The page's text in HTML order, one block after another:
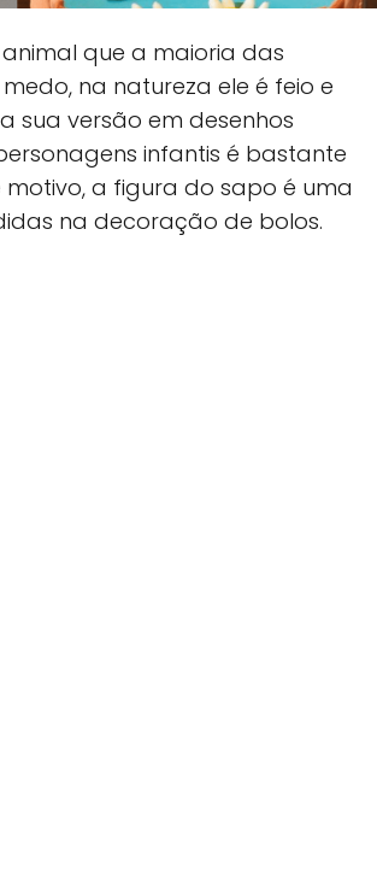
que a maioria das
na natureza ele é feio e
sua versão em desenhos
infantis é bastante
motivo, a figura do sapo é uma
na decoração de bolos.